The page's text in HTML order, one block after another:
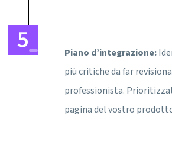
Piano d’integrazione:
più critiche da far
professionista.
pagina del vostro